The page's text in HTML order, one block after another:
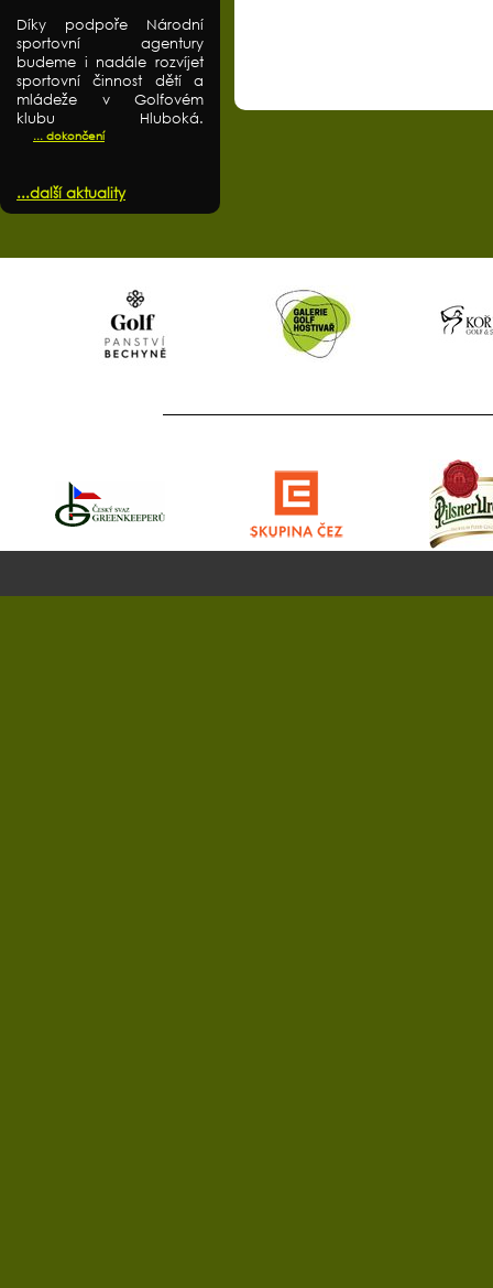
Díky podpoře Národní
sportovní agentury
budeme i nadále rozvíjet
sportovní činnost dětí a
mládeže v Golfovém
klubu Hluboká.
... dokončení
...další aktuality